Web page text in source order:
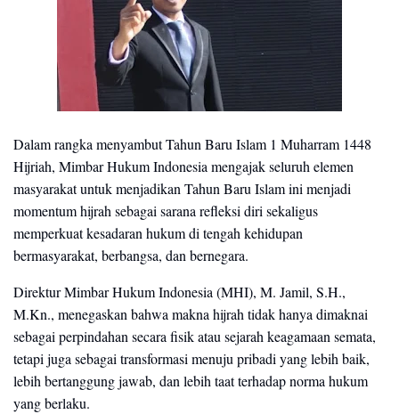
Dalam rangka menyambut Tahun Baru Islam 1 Muharram 1448
Hijriah, Mimbar Hukum Indonesia mengajak seluruh elemen
masyarakat untuk menjadikan Tahun Baru Islam ini menjadi
momentum hijrah sebagai sarana refleksi diri sekaligus
memperkuat kesadaran hukum di tengah kehidupan
bermasyarakat, berbangsa, dan bernegara.
Direktur Mimbar Hukum Indonesia (MHI), M. Jamil, S.H.,
M.Kn., menegaskan bahwa makna hijrah tidak hanya dimaknai
sebagai perpindahan secara fisik atau sejarah keagamaan semata,
tetapi juga sebagai transformasi menuju pribadi yang lebih baik,
lebih bertanggung jawab, dan lebih taat terhadap norma hukum
yang berlaku.